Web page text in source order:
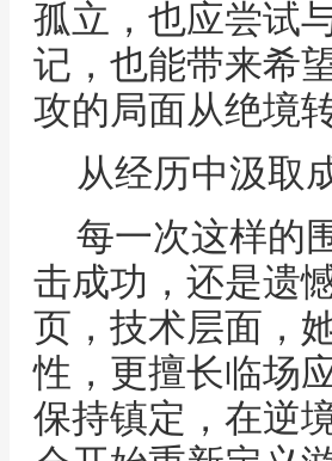
孤立，也应尝试
记，也能带来希
攻的局面从绝境
从经历中汲取
每一次这样的
击成功，还是遗
页，技术层面，
性，更擅长临场
保持镇定，在逆